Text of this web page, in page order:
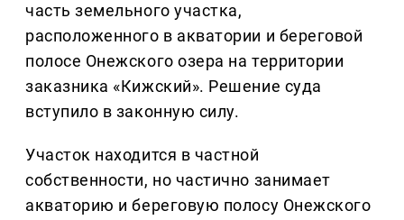
часть земельного участка,
расположенного в акватории и береговой
полосе Онежского озера на территории
заказника «Кижский». Решение суда
вступило в законную силу.
Участок находится в частной
собственности, но частично занимает
акваторию и береговую полосу Онежского